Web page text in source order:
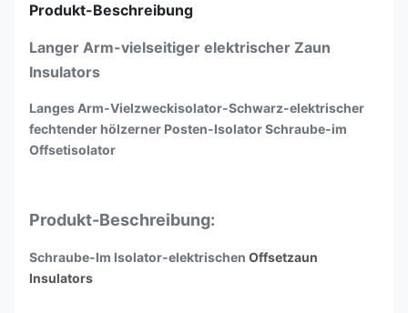
Produkt-Beschreibung
Langer Arm-vielseitiger elektrischer Zaun
Insulators
Langes Arm-Vielzweckisolator-Schwarz-elektrischer
fechtender hölzerner Posten-Isolator Schraube-im
Offsetisolator
Produkt-Beschreibung:
Schraube-Im Isolator-elektrischen Offsetzaun
Insulators